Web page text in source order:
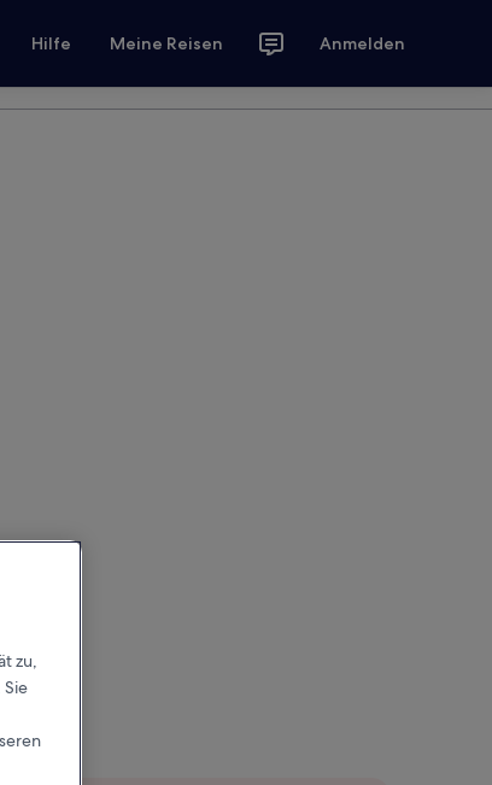
Hilfe Meine Reisen Anmelden
zu,